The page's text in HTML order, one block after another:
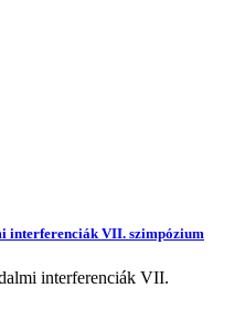
interferenciák VII. szimpózium
interferenciák VII.